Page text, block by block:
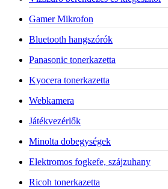
Gamer Mikrofon
Bluetooth hangszórók
Panasonic tonerkazetta
Kyocera tonerkazetta
Webkamera
Játékvezérlők
Minolta dobegységek
Elektromos fogkefe, szájzuhany
Ricoh tonerkazetta